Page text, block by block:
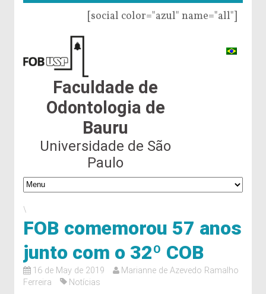
[social color="azul" name="all"]
Faculdade de
Odontologia de
Bauru
Universidade de São
Paulo
\
FOB comemorou 57 anos
junto com o 32º COB
16 de May de 2019
Marianne de Azevedo Ramalho
Ferreira
Notícias